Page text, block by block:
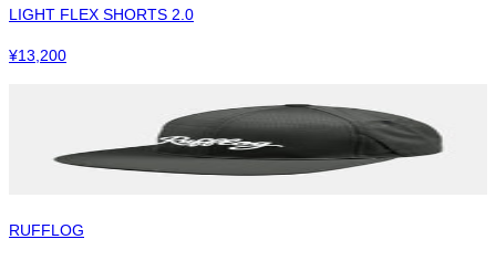
LIGHT FLEX SHORTS 2.0
¥13,200
RUFFLOG